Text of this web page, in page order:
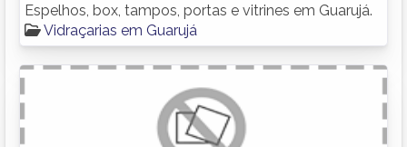
Espelhos, box, tampos, portas e vitrines em Guarujá.
Vidraçarias em Guarujá